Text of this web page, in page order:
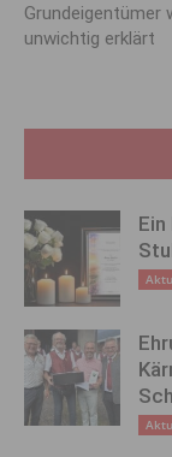
Grundeigentümer
unwichtig erklärt